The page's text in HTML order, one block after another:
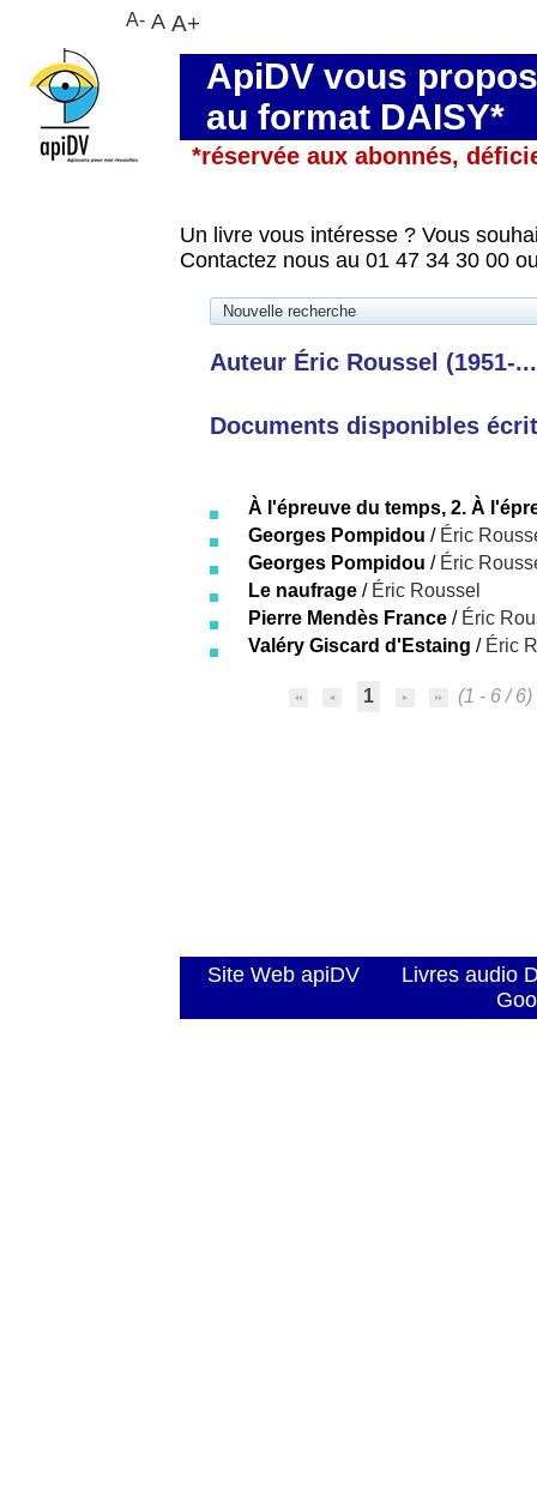
ApiDV vous
au format DAISY*
*réservée aux abonnés,
Un livre vous intéresse ? Vous
Contactez nous au 01 47 34 30 00
Nouvelle recherche
Auteur Éric Roussel (1951-
Documents disponibles
À l'épreuve du temps, 2. À
Georges Pompidou / Éric
Georges Pompidou / Éric
Le naufrage / Éric Roussel
Pierre Mendès France / Éric
Valéry Giscard d'Estaing / Éric
1 (1 - 6 / 6)
Site Web apiDV
Livres audio
A- A A+